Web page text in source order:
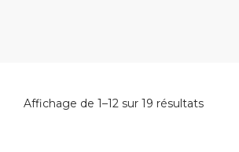
Affichage de 1–12 sur 19 résultatsTrié